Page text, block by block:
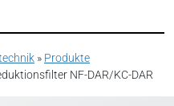
» Produkte
NF-DAR/KC-DAR